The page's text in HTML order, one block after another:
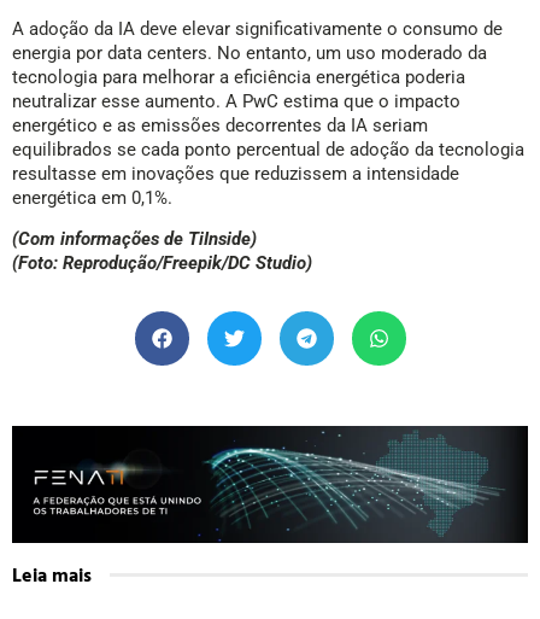
A adoção da IA deve elevar significativamente o consumo de
energia por data centers. No entanto, um uso moderado da
tecnologia para melhorar a eficiência energética poderia
neutralizar esse aumento. A PwC estima que o impacto
energético e as emissões decorrentes da IA seriam
equilibrados se cada ponto percentual de adoção da tecnologia
resultasse em inovações que reduzissem a intensidade
energética em 0,1%.
(Com informações de TiInside)
(Foto: Reprodução/Freepik/DC Studio)
Leia mais